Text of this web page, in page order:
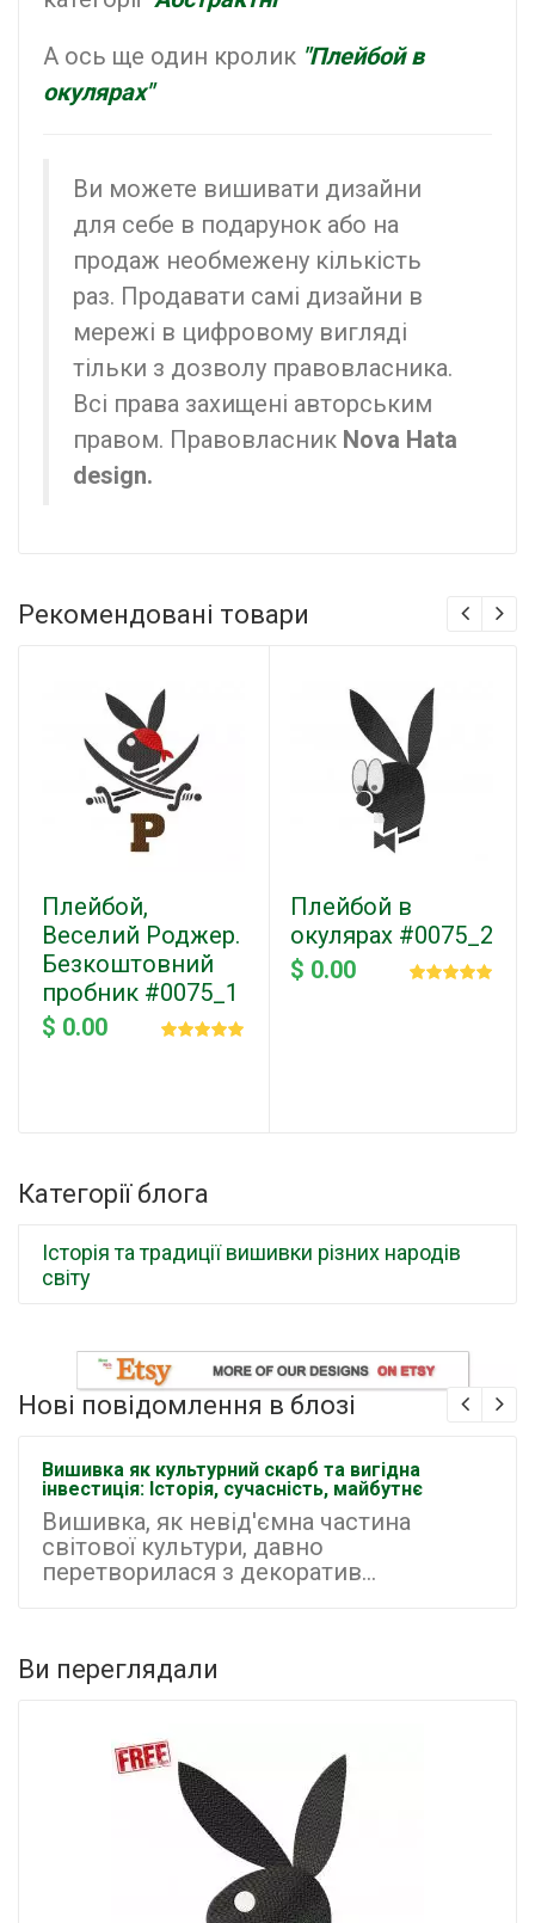
А ось ще один кролик "Плейбой в
окулярах"
Ви можете вишивати дизайни
для себе в подарунок або на
продаж необмежену кількість
раз. Продавати самі дизайни в
мережі в цифровому вигляді
тільки з дозволу правовласника.
Всі права захищені авторським
правом. Правовласник Nova Hata
design.
Рекомендовані товари
Плейбой,
Веселий Роджер.
Безкоштовний
пробник #0075_1
$ 0.00
Плейбой в
окулярах #0075_2
$ 0.00
Категорії блога
Історія та традиції вишивки різних народів
світу
Нові повідомлення в блозі
Вишивка як культурний скарб та вигідна
інвестиція: Історія, сучасність, майбутнє
Вишивка, як невід'ємна частина
світової культури, давно
перетворилася з декоратив...
Ви переглядали